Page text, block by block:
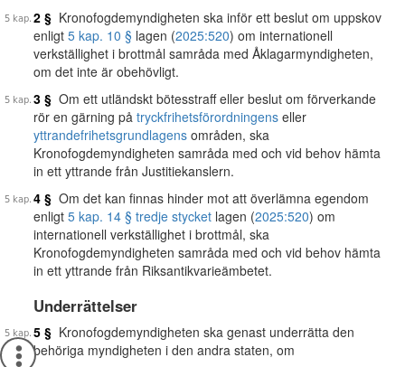
2 § Kronofogdemyndigheten ska inför ett beslut om uppskov
enligt 5 kap. 10 § lagen (2025:520) om internationell
verkställighet i brottmål samråda med Åklagarmyndigheten,
om det inte är obehövligt.
3 § Om ett utländskt bötesstraff eller beslut om förverkande
rör en gärning på tryckfrihetsförordningens eller
yttrandefrihetsgrundlagens områden, ska
Kronofogdemyndigheten samråda med och vid behov hämta
in ett yttrande från Justitiekanslern.
4 § Om det kan finnas hinder mot att överlämna egendom
enligt 5 kap. 14 § tredje stycket lagen (2025:520) om
internationell verkställighet i brottmål, ska
Kronofogdemyndigheten samråda med och vid behov hämta
in ett yttrande från Riksantikvarieämbetet.
Underrättelser
5 § Kronofogdemyndigheten ska genast underrätta den
behöriga myndigheten i den andra staten, om